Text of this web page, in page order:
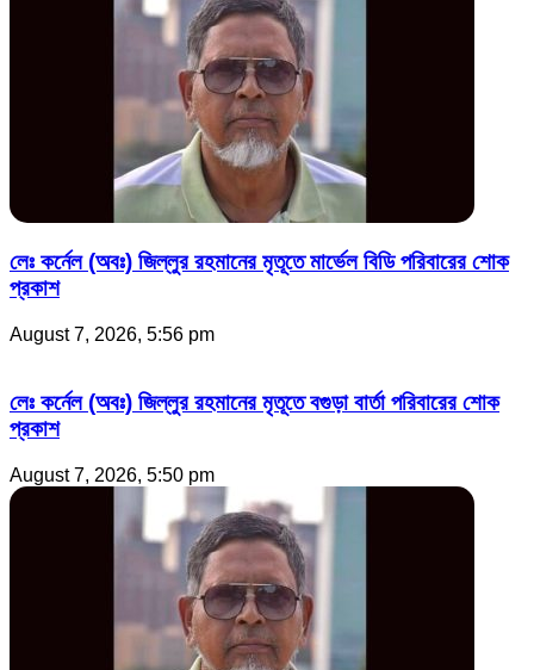
লেঃ কর্নেল (অবঃ) জিল্লুর রহমানের মৃতূতে মার্ভেল বিডি পরিবারের শোক
প্রকাশ
August 7, 2026, 5:56 pm
লেঃ কর্নেল (অবঃ) জিল্লুর রহমানের মৃতূতে বগুড়া বার্তা পরিবারের শোক
প্রকাশ
August 7, 2026, 5:50 pm